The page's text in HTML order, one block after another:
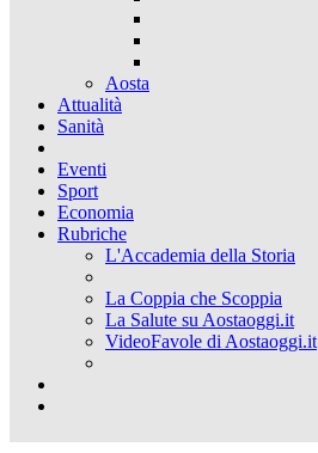
Aosta
Attualità
Sanità
Eventi
Sport
Economia
Rubriche
L'Accademia della Storia
La Coppia che Scoppia
La Salute su Aostaoggi.it
VideoFavole di Aostaoggi.it